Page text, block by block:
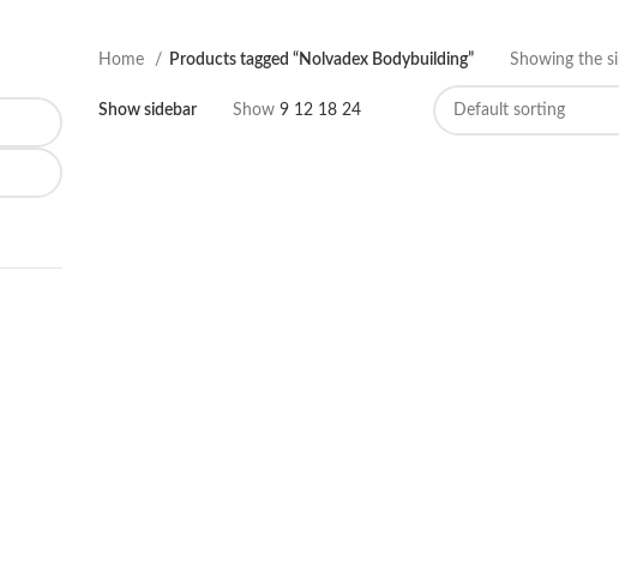
Home Products tagged “Nolvadex Bodybuilding” Showing the
Show sidebar Show 9 12 18 24